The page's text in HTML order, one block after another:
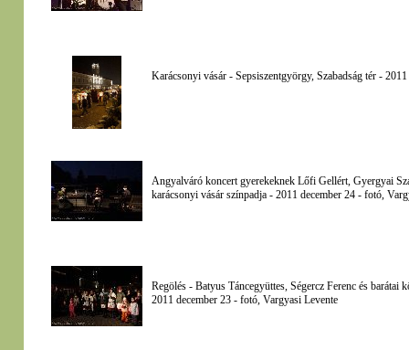
Karácsonyi vásár - Sepsiszentgyörgy, Szabadság tér -
Angyalváró koncert gyerekeknek Lőfi Gellért, Gyergyai
karácsonyi vásár színpadja - 2011 december 24 - fotó,
Regölés - Batyus Táncegyüttes, Ségercz Ferenc és barátai
2011 december 23 - fotó, Vargyasi Levente